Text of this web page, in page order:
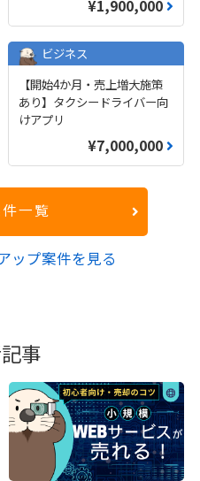
¥1,900,000
ビジネス
【開始4か月・売上増大施策
あり】タクシードライバー向
けアプリ
¥7,000,000
一覧
ップ案件を見る
事